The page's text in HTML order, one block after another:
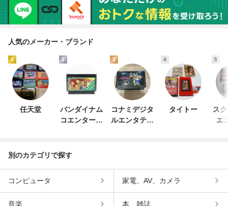
人気のメーカー・ブランド
1
任天堂
2
バンダイナム
コエンターテ
3
コナミデジタ
ルエンタテイ
4
タイトー
5
ス
エ
別のカテゴリで探す
コンピュータ 家電、AV、カメラ
音楽 本、雑誌